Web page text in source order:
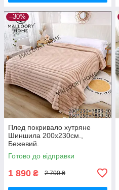
–30%
Плед покривало хутряне
Шиншила 200х230см.,
Бежевий.
Готово до відправки
1 890 ₴ 2 700 ₴